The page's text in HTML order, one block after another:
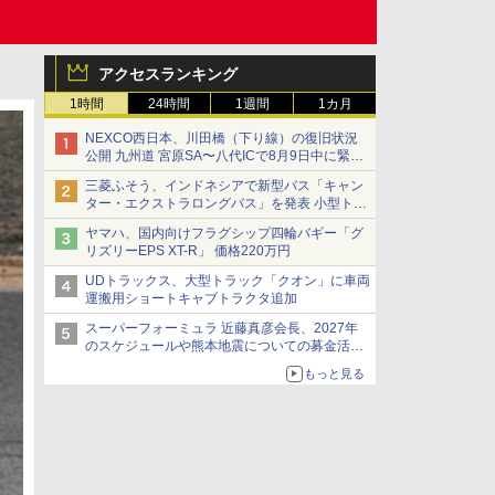
アクセスランキング
1時間 24時間 1週間 1カ月
NEXCO西日本、川田橋（下り線）の復旧状況
公開 九州道 宮原SA〜八代ICで8月9日中に緊急
車両を通行可能に
三菱ふそう、インドネシアで新型バス「キャン
ター・エクストラロングバス」を発表 小型トラ
ックベースの観光・旅客輸送向けバス
ヤマハ、国内向けフラグシップ四輪バギー「グ
リズリーEPS XT-R」 価格220万円
UDトラックス、大型トラック「クオン」に車両
運搬用ショートキャブトラクタ追加
スーパーフォーミュラ 近藤真彦会長、2027年
のスケジュールや熊本地震についての募金活動
もっと見る